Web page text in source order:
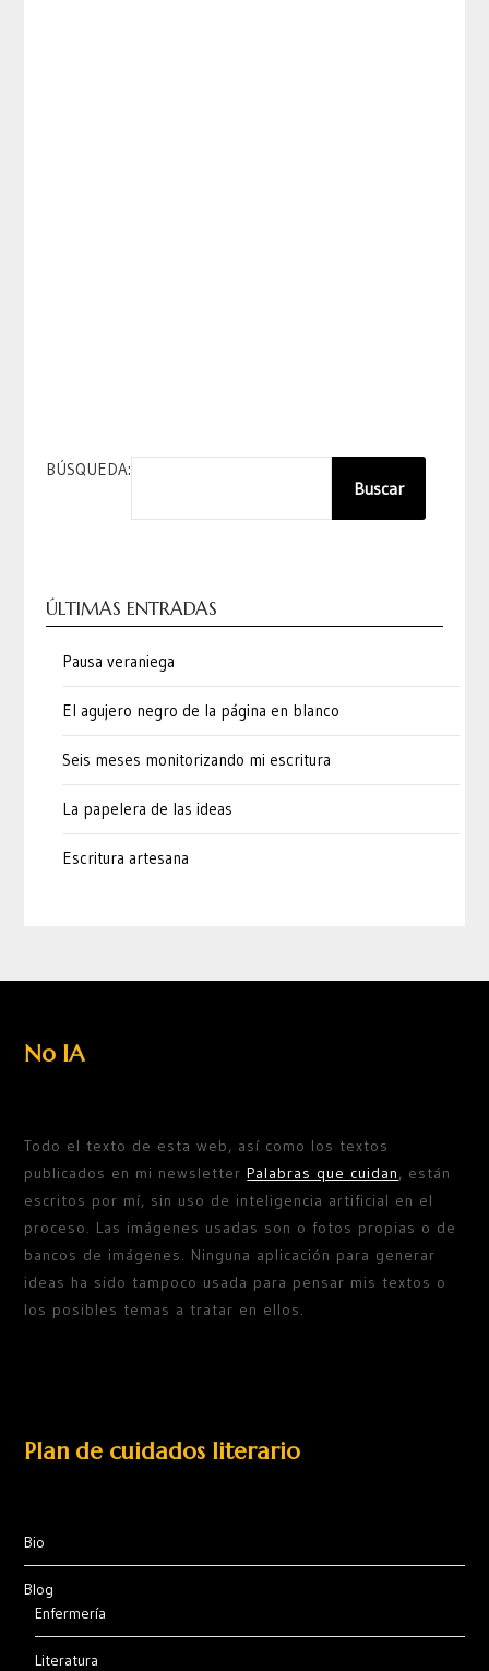
BÚSQUEDA:
Buscar
ÚLTIMAS ENTRADAS
Pausa veraniega
El agujero negro de la página en blanco
Seis meses monitorizando mi escritura
La papelera de las ideas
Escritura artesana
No IA
Todo el texto de esta web, así como los textos
publicados en mi newsletterPalabras que cuidan, están
escritos por mí, sin uso de inteligencia artificial en el
proceso. Las imágenes usadas son o fotos propias o de
bancos de imágenes. Ninguna aplicación para generar
ideas ha sido tampoco usada para pensar mis textos o
los posibles temas a tratar en ellos.
Plan de cuidados literario
Bio
Blog
Enfermería
Literatura